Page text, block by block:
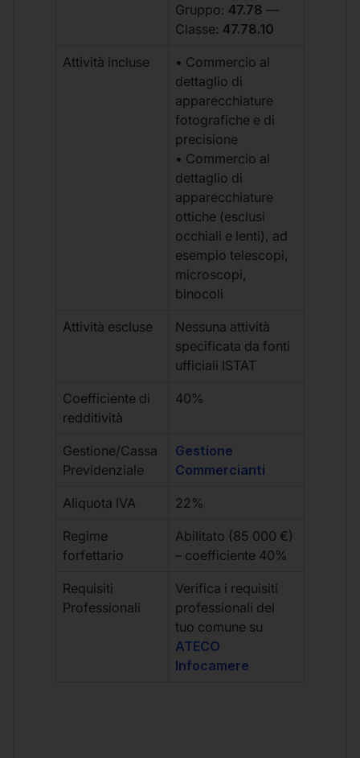
Gruppo: 47.78 —
Classe: 47.78.10
Attività incluse
• Commercio al
dettaglio di
apparecchiature
fotografiche e di
precisione
• Commercio al
dettaglio di
apparecchiature
ottiche (esclusi
occhiali e lenti), ad
esempio telescopi,
microscopi,
binocoli
Attività escluse
Nessuna attività
specificata da fonti
ufficiali ISTAT
Coefficiente di
redditività
40%
Gestione/Cassa
Previdenziale
Gestione
Commercianti
Aliquota IVA 22%
Regime
forfettario
Abilitato (85 000 €)
– coefficiente 40%
Requisiti
Professionali
Verifica i requisiti
professionali del
tuo comune su
ATECO
Infocamere